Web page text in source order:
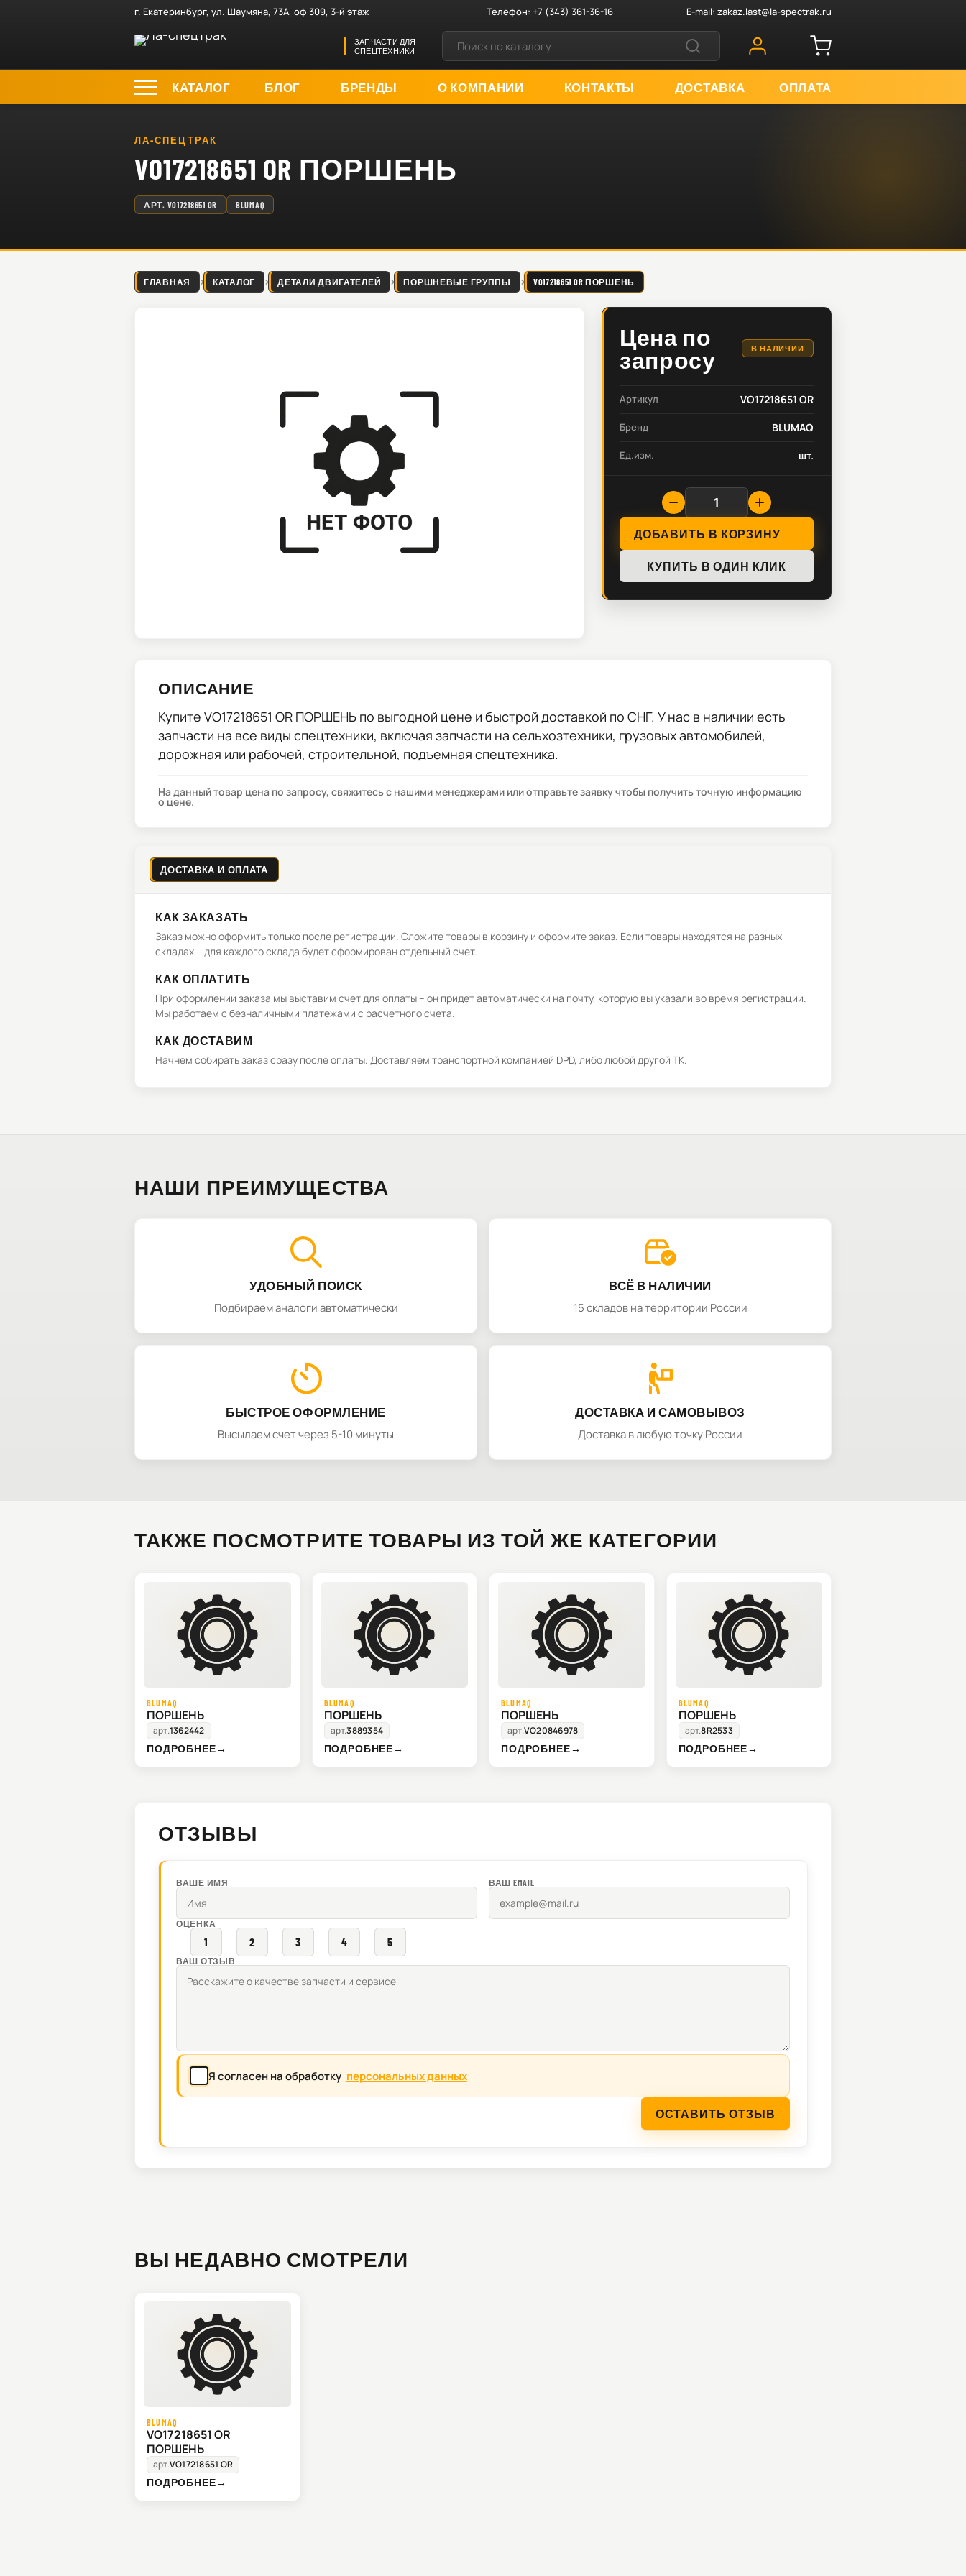
г. Екатеринбург, ул. Шаумяна, 73А, оф 309, 3-й этаж Телефон:+7 (343) 361-36-16 E-mail: zakaz.last@la-spectrak.ru
ЗАПЧАСТИ ДЛЯ
СПЕЦТЕХНИКИ
КАТАЛОГ БЛОГ БРЕНДЫ О КОМПАНИИ КОНТАКТЫ ДОСТАВКА ОПЛАТА
ЛА-СПЕЦТРАК
VO17218651 OR ПОРШЕНЬ
АРТ. VO17218651 OR BLUMAQ
ГЛАВНАЯ КАТАЛОГ ДЕТАЛИ ДВИГАТЕЛЕЙ ПОРШНЕВЫЕ ГРУППЫ VO17218651 OR ПОРШЕНЬ
Цена по
запросу
В НАЛИЧИИ
Артикул VO17218651 OR
Бренд BLUMAQ
Ед.изм. шт.
ДОБАВИТЬ В КОРЗИНУ
КУПИТЬ В ОДИН КЛИК
ОПИСАНИЕ
Купите VO17218651 OR ПОРШЕНЬ по выгодной цене и быстрой доставкой по СНГ. У нас в наличии есть
запчасти на все виды спецтехники, включая запчасти на сельхозтехники, грузовых автомобилей,
дорожная или рабочей, строительной, подъемная спецтехника.
На данный товар цена по запросу, свяжитесь с нашими менеджерами или отправьте заявку чтобы получить точную информацию
о цене.
ДОСТАВКА И ОПЛАТА
КАК ЗАКАЗАТЬ
Заказ можно оформить только после регистрации. Сложите товары в корзину и оформите заказ. Если товары находятся на разных
складах – для каждого склада будет сформирован отдельный счет.
КАК ОПЛАТИТЬ
При оформлении заказа мы выставим счет для оплаты – он придет автоматически на почту, которую вы указали во время регистрации.
Мы работаем с безналичными платежами с расчетного счета.
КАК ДОСТАВИМ
Начнем собирать заказ сразу после оплаты. Доставляем транспортной компанией DPD, либо любой другой ТК.
НАШИ ПРЕИМУЩЕСТВА
УДОБНЫЙ ПОИСК
Подбираем аналоги автоматически
ВСЁ В НАЛИЧИИ
15 складов на территории России
БЫСТРОЕ ОФОРМЛЕНИЕ
Высылаем счет через 5-10 минуты
ДОСТАВКА И САМОВЫВОЗ
Доставка в любую точку России
ТАКЖЕ ПОСМОТРИТЕ ТОВАРЫ ИЗ ТОЙ ЖЕ КАТЕГОРИИ
BLUMAQ
ПОРШЕНЬ
арт.1362442
ПОДРОБНЕЕ→
BLUMAQ
ПОРШЕНЬ
арт.3889354
ПОДРОБНЕЕ→
BLUMAQ
ПОРШЕНЬ
арт.VO20846978
ПОДРОБНЕЕ→
BLUMAQ
ПОРШЕНЬ
арт.8R2533
ПОДРОБНЕЕ→
ОТЗЫВЫ
ВАШЕ ИМЯ ВАШ EMAIL
ОЦЕНКА
1 2 3 4 5
ВАШ ОТЗЫВ
Я согласен на обработку персональных данных
ОСТАВИТЬ ОТЗЫВ
ВЫ НЕДАВНО СМОТРЕЛИ
BLUMAQ
VO17218651 OR
ПОРШЕНЬ
арт.VO17218651 OR
ПОДРОБНЕЕ→